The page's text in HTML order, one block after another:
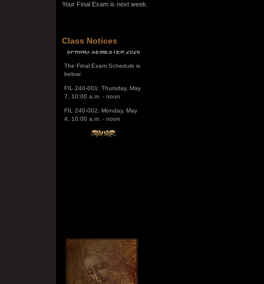
Your Final Exam is next week.
Class Notices
SPRING SEMESTER 2026
The Final Exam Schedule is
FIL 240-001: Thursday, May
FIL 240-002: Monday, May